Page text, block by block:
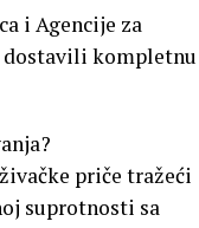
i Agencije za
dostavili kompletnu
priče tražeći
suprotnosti sa